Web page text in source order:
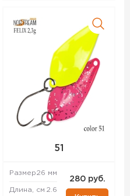
51
Размер26 мм
Длина, см 2.6
280 руб.